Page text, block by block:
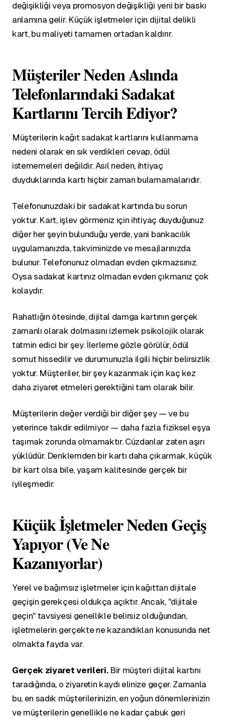
değişikliği veya promosyon değişikliği yeni bir baskı
anlamına gelir. Küçük işletmeler için dijital delikli
kart, bu maliyeti tamamen ortadan kaldırır.
Müşteriler Neden Aslında
Telefonlarındaki Sadakat
Kartlarını Tercih Ediyor?
Müşterilerin kağıt sadakat kartlarını kullanmama
nedeni olarak en sık verdikleri cevap, ödül
istememeleri değildir. Asıl neden, ihtiyaç
duyduklarında kartı hiçbir zaman bulamamalarıdır.
Telefonunuzdaki bir sadakat kartında bu sorun
yoktur. Kart, işlev görmeniz için ihtiyaç duyduğunuz
diğer her şeyin bulunduğu yerde, yani bankacılık
uygulamanızda, takviminizde ve mesajlarınızda
bulunur. Telefonunuz olmadan evden çıkmazsınız.
Oysa sadakat kartınız olmadan evden çıkmanız çok
kolaydır.
Rahatlığın ötesinde, dijital damga kartının gerçek
zamanlı olarak dolmasını izlemek psikolojik olarak
tatmin edici bir şey. İlerleme gözle görülür, ödül
somut hissedilir ve durumunuzla ilgili hiçbir belirsizlik
yoktur. Müşteriler, bir şey kazanmak için kaç kez
daha ziyaret etmeleri gerektiğini tam olarak bilir.
Müşterilerin değer verdiği bir diğer şey — ve bu
yeterince takdir edilmiyor — daha fazla fiziksel eşya
taşımak zorunda olmamaktır. Cüzdanlar zaten aşırı
yüklüdür. Denklemden bir kartı daha çıkarmak, küçük
bir kart olsa bile, yaşam kalitesinde gerçek bir
iyileşmedir.
Küçük İşletmeler Neden Geçiş
Yapıyor (Ve Ne
Kazanıyorlar)
Yerel ve bağımsız işletmeler için kağıttan dijitale
geçişin gerekçesi oldukça açıktır. Ancak, "dijitale
geçin" tavsiyesi genellikle belirsiz olduğundan,
işletmelerin gerçekte ne kazandıkları konusunda net
olmakta fayda var.
Gerçek ziyaret verileri.Bir müşteri dijital kartını
taradığında, o ziyaretin kaydı elinize geçer. Zamanla
bu, en sadık müşterilerinizin, en yoğun dönemlerinizin
ve müşterilerin genellikle ne kadar çabuk geri